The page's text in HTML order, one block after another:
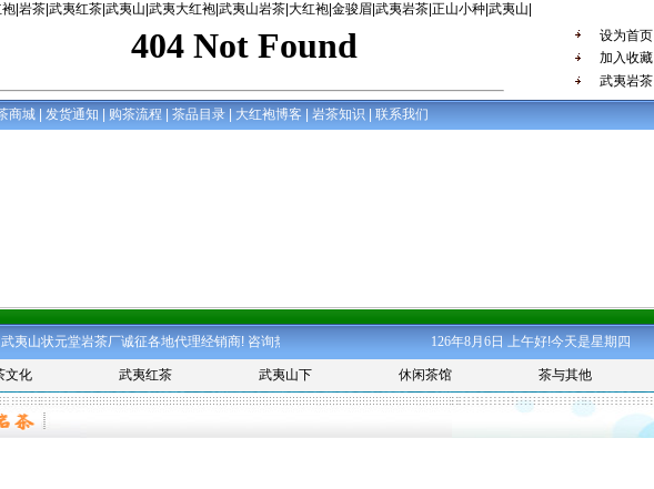
| 岩茶| 武夷红茶| 武夷山 武夷大红袍| 武夷山岩茶| 大红袍| 金骏眉| 武夷岩茶| 正山小种| 武夷山
设为首页
加入收藏
武夷岩茶
商城 发货通知 购茶流程 茶品目录 大红袍博客| 岩茶知识 联系我们
夷山状元堂岩茶厂诚征各地代理经销商! 咨询热线:15959766889 QQ:591287118 8589881
126年8月6日 上午好!今天是星期四
文化 武夷红茶 武夷山下 休闲茶馆 茶与其他